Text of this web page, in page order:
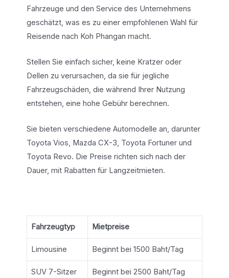
Fahrzeuge und den Service des Unternehmens
geschätzt, was es zu einer empfohlenen Wahl für
Reisende nach Koh Phangan macht.
Stellen Sie einfach sicher, keine Kratzer oder
Dellen zu verursachen, da sie für jegliche
Fahrzeugschäden, die während Ihrer Nutzung
entstehen, eine hohe Gebühr berechnen.
Sie bieten verschiedene Automodelle an, darunter
Toyota Vios, Mazda CX-3, Toyota Fortuner und
Toyota Revo. Die Preise richten sich nach der
Dauer, mit Rabatten für Langzeitmieten.
Fahrzeugtyp Mietpreise
Limousine Beginnt bei 1500 Baht/Tag
SUV 7-Sitzer Beginnt bei 2500 Baht/Tag